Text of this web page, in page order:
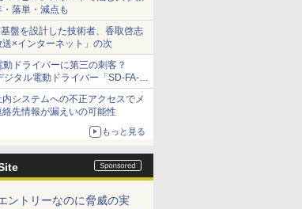
・落単・減点も
盤を設計した技術者、香取啓志
送×インターネット」の次
動ドライバーに第三の刺客？
ジタル電動ドライバー「SD-FA-
ッセル、パナソニックと比較し
ワークグッズ・ミニレビュー 第
システムへの不正アクセスでメ
絡先情報が漏えいの可能性
もっと見る
ントリーなのに脅威の実